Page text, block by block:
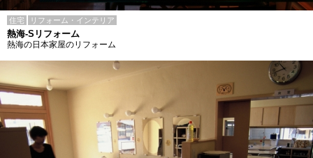
住宅 リフォーム・インテリア
熱海-Sリフォーム
熱海の日本家屋のリフォーム